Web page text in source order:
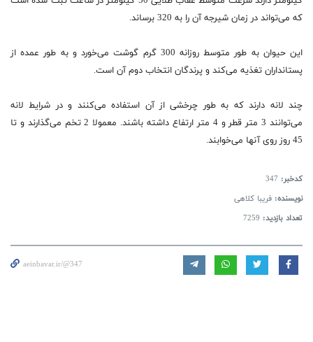
که می‌تواند در زمان شیرجه آن را به 320 برساند.
این حیوان به طور متوسط روزانه 300 گرم گوشت می‌خورد و به طور عمده از
پستانداران تغذیه می‌کند و پرندگان انتخاب دوم آن است.
چند لانه دارند که به طور چرخشی از آن استفاده می‌کنند و در شرایط لانه
می‌توانند 3 متر قطر و 4 متر ارتفاع داشته باشند. معمولا 2 تخم می‌گذارند و تا
45 روز روی آنها می‌خوابند.
کدخبر: 347
نویسنده: فریبا کلاهی
تعداد بازدید: 7259
aeinbavar.ir/@347